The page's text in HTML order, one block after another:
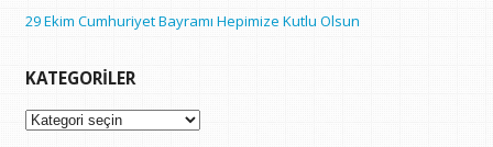
29 Ekim Cumhuriyet Bayramı Hepimize Kutlu Olsun
KATEGORILER
Kategoriler